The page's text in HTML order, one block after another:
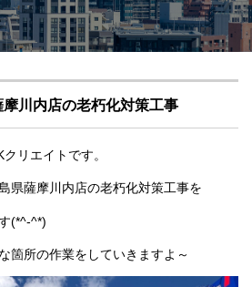
設の大規模修繕工事
ォーム・リノベーション
川内店の老朽化対策工事
リエイトです。
県薩摩川内店の老朽化対策工事を
(*^-^*)
箇所の作業をしていきますよ～